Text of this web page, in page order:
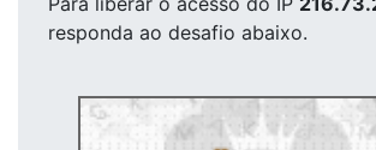
responda ao desafio abaixo.